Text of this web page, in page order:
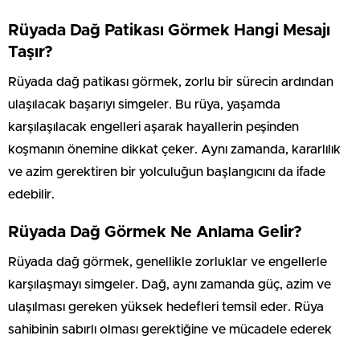
Rüyada Dağ Patikası Görmek Hangi Mesajı
Taşır?
Rüyada dağ patikası görmek, zorlu bir sürecin ardından
ulaşılacak başarıyı simgeler. Bu rüya, yaşamda
karşılaşılacak engelleri aşarak hayallerin peşinden
koşmanın önemine dikkat çeker. Aynı zamanda, kararlılık
ve azim gerektiren bir yolculuğun başlangıcını da ifade
edebilir.
Rüyada Dağ Görmek Ne Anlama Gelir?
Rüyada dağ görmek, genellikle zorluklar ve engellerle
karşılaşmayı simgeler. Dağ, aynı zamanda güç, azim ve
ulaşılması gereken yüksek hedefleri temsil eder. Rüya
sahibinin sabırlı olması gerektiğine ve mücadele ederek